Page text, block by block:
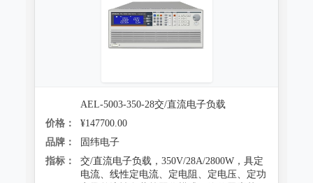
AEL-5003-350-28交/直流电子负载
价格：
¥147700.00
品牌：
固纬电子
指标：
交/直流电子负载，350V/28A/2800W，具定
电流、线性定电流、定电阻、定电压、定功